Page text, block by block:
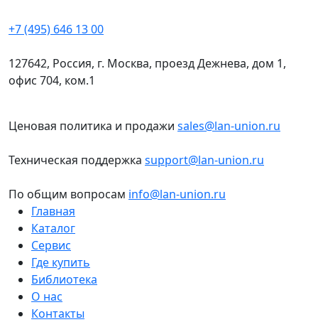
+7 (495) 646 13 00
127642, Россия, г. Москва, проезд Дежнева, дом 1,
офис 704, ком.1
Ценовая политика и продажи sales@lan-union.ru
Техническая поддержка support@lan-union.ru
По общим вопросам info@lan-union.ru
Главная
Каталог
Сервис
Где купить
Библиотека
О нас
Контакты